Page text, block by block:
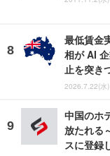
最低賃金
相が AI
止を突き
2026.7.22(水
中国のホ
放たれる
スに登録